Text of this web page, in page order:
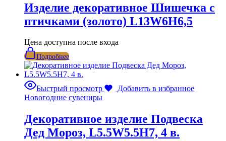
Изделие декоративное Шишечка с
птичками (золото) L13W6H6,5
Цена доступна после входа
Подробнее
Быстрый просмотр
Добавить в избранное
Новогодние сувениры
Декоративное изделие Подвеска
Дед Мороз, L5.5W5.5H7, 4 в.